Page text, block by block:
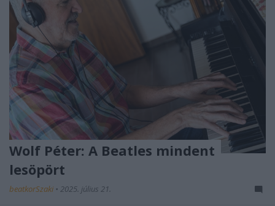
Wolf Péter: A Beatles mindent
lesöpört
beatkorSzaki • 2025. július 21.